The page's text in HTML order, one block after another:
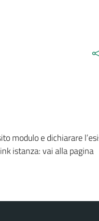
modulo e dichiarare
istanza: vai alla pagina